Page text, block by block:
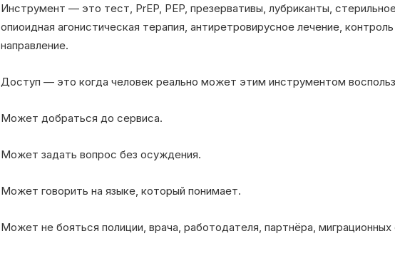
Инструмент — это тест, PrEP, PEP, презервативы, лубриканты,
опиоидная агонистическая терапия, антиретровирусное лечение,
направление.
Доступ — это когда человек реально может этим инструментом
Может добраться до сервиса.
Может задать вопрос без осуждения.
Может говорить на языке, который понимает.
Может не бояться полиции, врача, работодателя, партнёра,